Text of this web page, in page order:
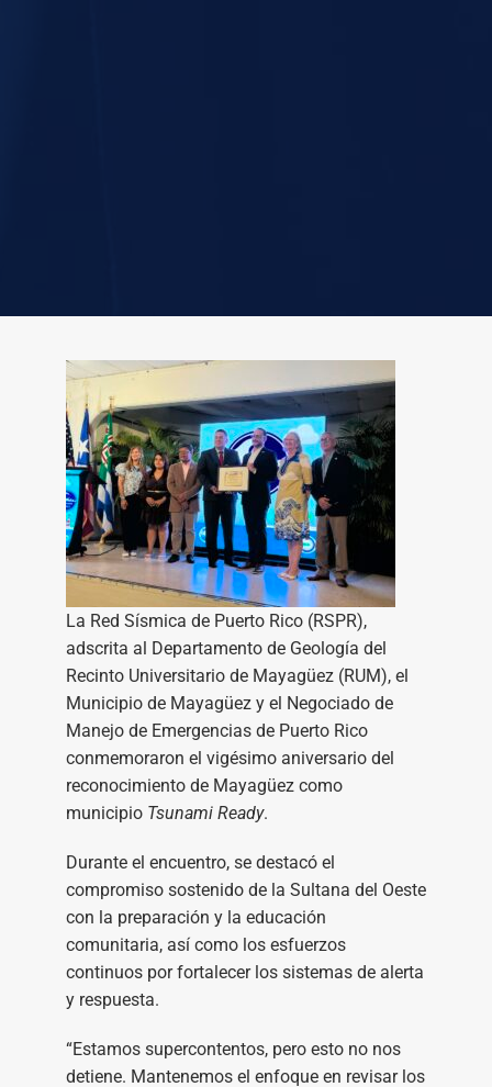
La Red Sísmica de Puerto Rico (RSPR),
adscrita al Departamento de Geología del
Recinto Universitario de Mayagüez (RUM), el
Municipio de Mayagüez y el Negociado de
Manejo de Emergencias de Puerto Rico
conmemoraron el vigésimo aniversario del
reconocimiento de Mayagüez como
municipio Tsunami Ready.
Durante el encuentro, se destacó el
compromiso sostenido de la Sultana del Oeste
con la preparación y la educación
comunitaria, así como los esfuerzos
continuos por fortalecer los sistemas de alerta
y respuesta.
“Estamos supercontentos, pero esto no nos
detiene. Mantenemos el enfoque en revisar los